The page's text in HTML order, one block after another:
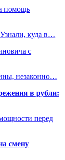
помощь
Узнали, куда в…
с
незаконно…
в рубли:
перед
смену